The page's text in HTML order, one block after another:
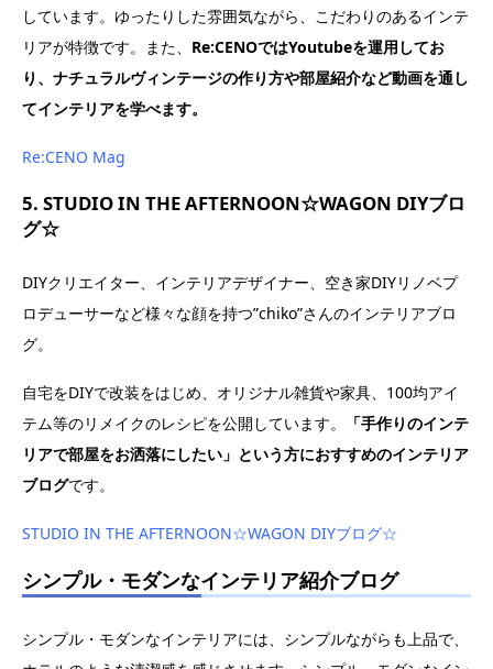
しています。ゆったりした雰囲気ながら、こだわりのあるインテ
リアが特徴です。また、 Re:CENOではYoutubeを運用してお
り、ナチュラルヴィンテージの作り方や部屋紹介など動画を通し
てインテリアを学べます。
Re:CENO Mag
5. STUDIO IN THE AFTERNOON☆WAGON DIYブロ
グ☆
DIYクリエイター、インテリアデザイナー、空き家DIYリノベプ
ロデューサーなど様々な顔を持つ”chiko”さんのインテリアブロ
グ。
自宅をDIYで改装をはじめ、オリジナル雑貨や家具、100均アイ
テム等のリメイクのレシピを公開しています。
「手作りのインテ
リアで部屋をお洒落にしたい」という方におすすめのインテリア
ブログです。
STUDIO IN THE AFTERNOON☆WAGON DIYブログ☆
シンプル・モダンなインテリア紹介ブログ
シンプル・モダンなインテリアには、シンプルながらも上品で、